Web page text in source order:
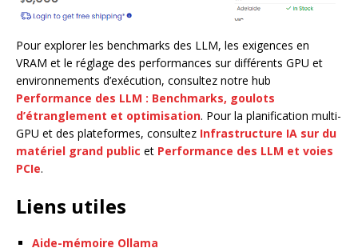
Pour explorer les benchmarks des LLM, les exigences en
VRAM et le réglage des performances sur différents GPU et
environnements d’exécution, consultez notre hub
Performance des LLM : Benchmarks, goulots
d’étranglement et optimisation. Pour la planification multi-
GPU et des plateformes, consultez Infrastructure IA sur du
matériel grand public et Performance des LLM et voies
PCIe.
Liens utiles
Aide-mémoire Ollama